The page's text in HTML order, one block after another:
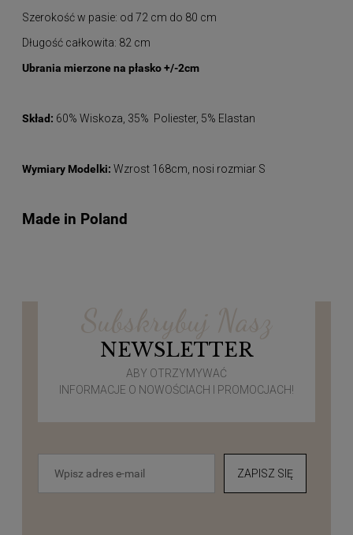
Szerokość w pasie: od 72 cm do 80 cm
Długość całkowita: 82 cm
Ubrania mierzone na płasko +/-2cm
Skład: 60% Wiskoza, 35% Poliester, 5% Elastan
Wymiary Modelki: Wzrost 168cm, nosi rozmiar S
Made in Poland
Subskrybuj Nasz
NEWSLETTER
ABY OTRZYMYWAĆ
INFORMACJE O NOWOŚCIACH I PROMOCJACH!
ZAPISZ SIĘ